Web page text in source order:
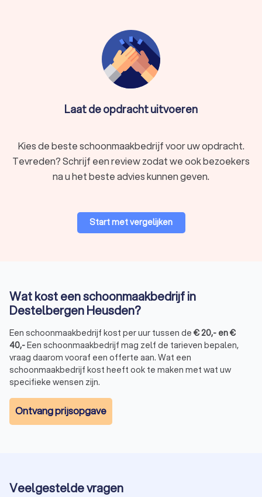
Laat de opdracht uitvoeren
Kies de beste schoonmaakbedrijf voor uw opdracht.
Tevreden? Schrijf een review zodat we ook bezoekers
na u het beste advies kunnen geven.
Start met vergelijken
Wat kost een schoonmaakbedrijf in
Destelbergen Heusden?
Een schoonmaakbedrijf kost per uur tussen de €20,- en€
40,-Een schoonmaakbedrijf mag zelf de tarieven bepalen,
vraag daarom vooraf een offerte aan. Wat een
schoonmaakbedrijf kost heeft ook te maken met wat uw
specifieke wensen zijn.
Ontvang prijsopgave
Veelgestelde vragen